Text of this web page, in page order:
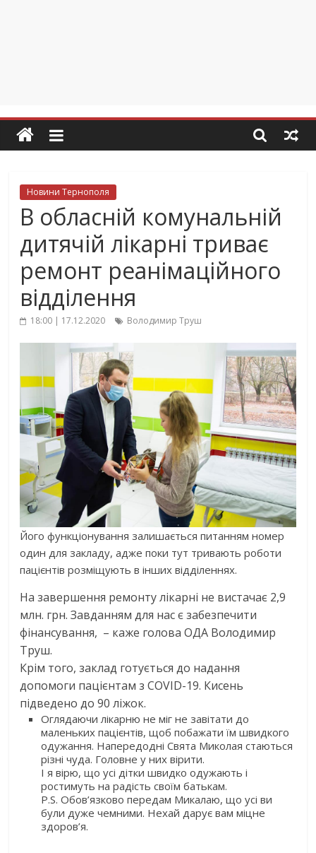
Новини Тернополя
В обласній комунальній
дитячій лікарні триває
ремонт реанімаційного
відділення
18:00 | 17.12.2020 Володимир Труш
Його функціонування залишається питанням номер
один для закладу, адже поки тут тривають роботи
пацієнтів розміщують в інших відділеннях.
На завершення ремонту лікарні не вистачає 2,9
млн. грн. Завданням для нас є забезпечити
фінансування, – каже голова ОДА Володимир
Труш.
Крім того, заклад готується до надання
допомоги пацієнтам з COVID-19. Кисень
підведено до 90 ліжок.
Оглядаючи лікарню не міг не завітати до
маленьких пацієнтів, щоб побажати їм швидкого
одужання. Напередодні Свята Миколая стаються
різні чуда. Головне у них вірити.
І я вірю, що усі дітки швидко одужають і
ростимуть на радість своїм батькам.
P.S. Обов’язково передам Микалаю, що усі ви
були дуже чемними. Нехай дарує вам міцне
здоров’я.